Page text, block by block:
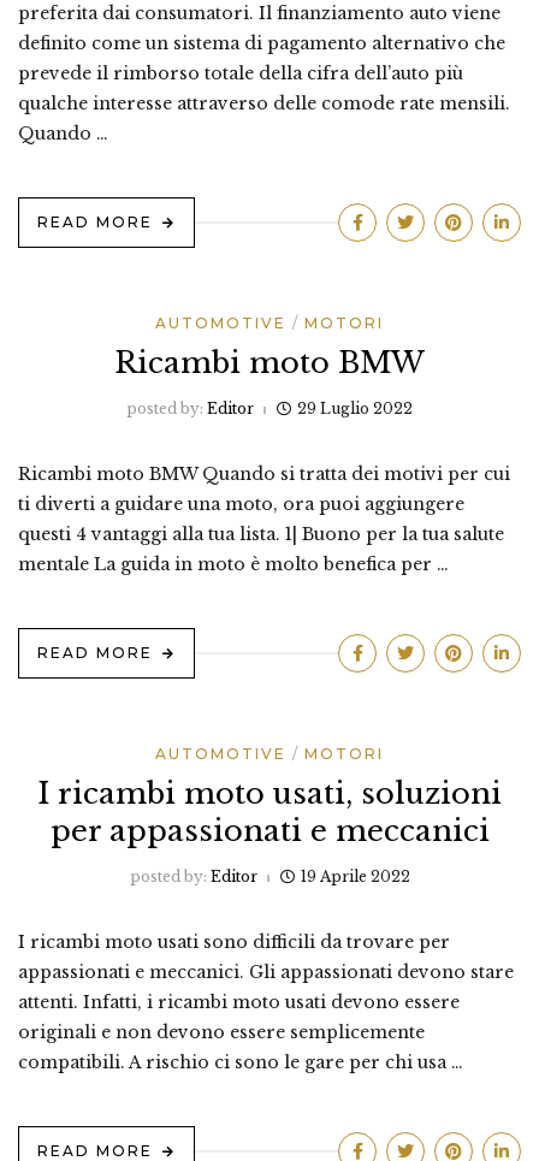
preferita dai consumatori. Il finanziamento auto viene
definito come un sistema di pagamento alternativo che
prevede il rimborso totale della cifra dell’auto più
qualche interesse attraverso delle comode rate mensili.
Quando …
READ MORE
AUTOMOTIVE MOTORI
Ricambi moto BMW
posted by: Editor 29 Luglio 2022
Ricambi moto BMW Quando si tratta dei motivi per cui
ti diverti a guidare una moto, ora puoi aggiungere
questi 4 vantaggi alla tua lista. 1| Buono per la tua salute
mentale La guida in moto è molto benefica per …
READ MORE
AUTOMOTIVE MOTORI
I ricambi moto usati, soluzioni
per appassionati e meccanici
posted by: Editor 19 Aprile 2022
I ricambi moto usati sono difficili da trovare per
appassionati e meccanici. Gli appassionati devono stare
attenti. Infatti, i ricambi moto usati devono essere
originali e non devono essere semplicemente
compatibili. A rischio ci sono le gare per chi usa …
READ MORE